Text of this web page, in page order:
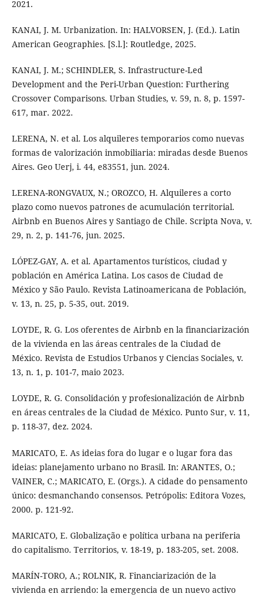
2021.
KANAI, J. M. Urbanization. In: HALVORSEN, J. (Ed.). Latin
American Geographies. [S.l.]: Routledge, 2025.
KANAI, J. M.; SCHINDLER, S. Infrastructure-Led
Development and the Peri-Urban Question: Furthering
Crossover Comparisons. Urban Studies, v. 59, n. 8, p. 1597-
617, mar. 2022.
LERENA, N. et al. Los alquileres temporarios como nuevas
formas de valorización inmobiliaria: miradas desde Buenos
Aires. Geo Uerj, i. 44, e83551, jun. 2024.
LERENA-RONGVAUX, N.; OROZCO, H. Alquileres a corto
plazo como nuevos patrones de acumulación territorial.
Airbnb en Buenos Aires y Santiago de Chile. Scripta Nova, v.
29, n. 2, p. 141-76, jun. 2025.
LÓPEZ-GAY, A. et al. Apartamentos turísticos, ciudad y
población en América Latina. Los casos de Ciudad de
México y São Paulo. Revista Latinoamericana de Población,
v. 13, n. 25, p. 5-35, out. 2019.
LOYDE, R. G. Los oferentes de Airbnb en la financiarización
de la vivienda en las áreas centrales de la Ciudad de
México. Revista de Estudios Urbanos y Ciencias Sociales, v.
13, n. 1, p. 101-7, maio 2023.
LOYDE, R. G. Consolidación y profesionalización de Airbnb
en áreas centrales de la Ciudad de México. Punto Sur, v. 11,
p. 118-37, dez. 2024.
MARICATO, E. As ideias fora do lugar e o lugar fora das
ideias: planejamento urbano no Brasil. In: ARANTES, O.;
VAINER, C.; MARICATO, E. (Orgs.). A cidade do pensamento
único: desmanchando consensos. Petrópolis: Editora Vozes,
2000. p. 121-92.
MARICATO, E. Globalização e política urbana na periferia
do capitalismo. Territorios, v. 18-19, p. 183-205, set. 2008.
MARÍN-TORO, A.; ROLNIK, R. Financiarización de la
vivienda en arriendo: la emergencia de un nuevo activo